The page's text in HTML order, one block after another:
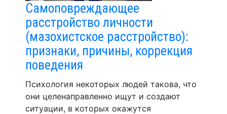
Самоповреждающее
расстройство личности
(мазохистское расстройство):
признаки, причины, коррекция
поведения
Психология некоторых людей такова, что
они целенаправленно ищут и создают
ситуации, в которых окажутся